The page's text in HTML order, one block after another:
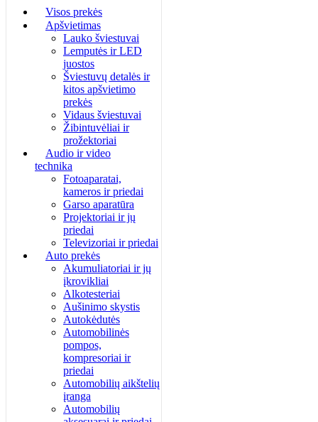
Visos prekės
Apšvietimas
Lauko šviestuvai
Lemputės ir LED
juostos
Šviestuvų detalės ir
kitos apšvietimo
prekės
Vidaus šviestuvai
Žibintuvėliai ir
prožektoriai
Audio ir video
technika
Fotoaparatai,
kameros ir priedai
Garso aparatūra
Projektoriai ir jų
priedai
Televizoriai ir priedai
Auto prekės
Akumuliatoriai ir jų
įkrovikliai
Alkotesteriai
Aušinimo skystis
Autokėdutės
Automobilinės
pompos,
kompresoriai ir
priedai
Automobilių aikštelių
įranga
Automobilių